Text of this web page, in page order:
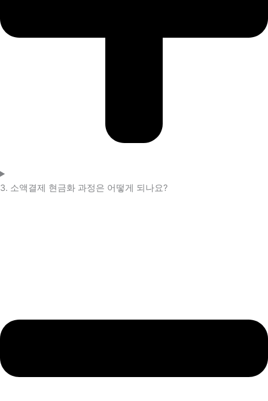
3. 소액결제 현금화 과정은 어떻게 되나요?